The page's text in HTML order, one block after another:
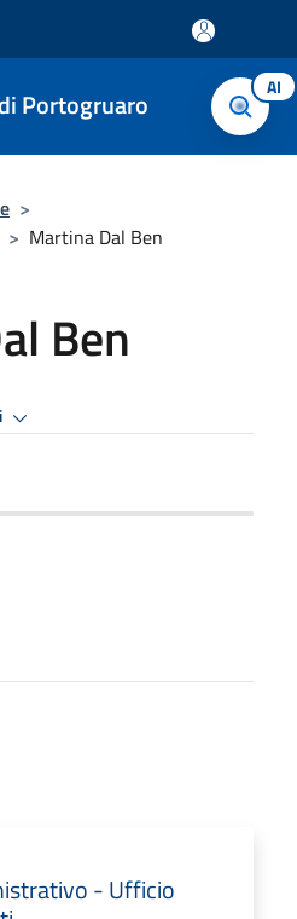
Portogruaro AI
>
> Martina Dal Ben
Ben
- Ufficio